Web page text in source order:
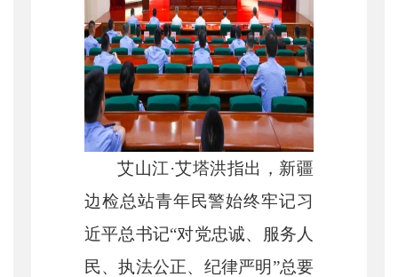
艾山江·艾塔洪指出，新疆
边检总站青年民警始终牢记习
近平总书记“对党忠诚、服务人
民、执法公正、纪律严明”总要